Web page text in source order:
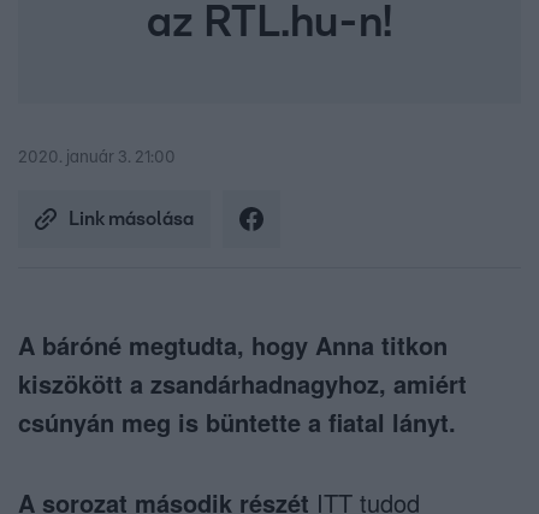
az RTL.hu-n!
2020. január 3. 21:00
Link másolása
A báróné megtudta, hogy Anna titkon
kiszökött a zsandárhadnagyhoz, amiért
csúnyán meg is büntette a fiatal lányt.
A sorozat második részét ITT tudod